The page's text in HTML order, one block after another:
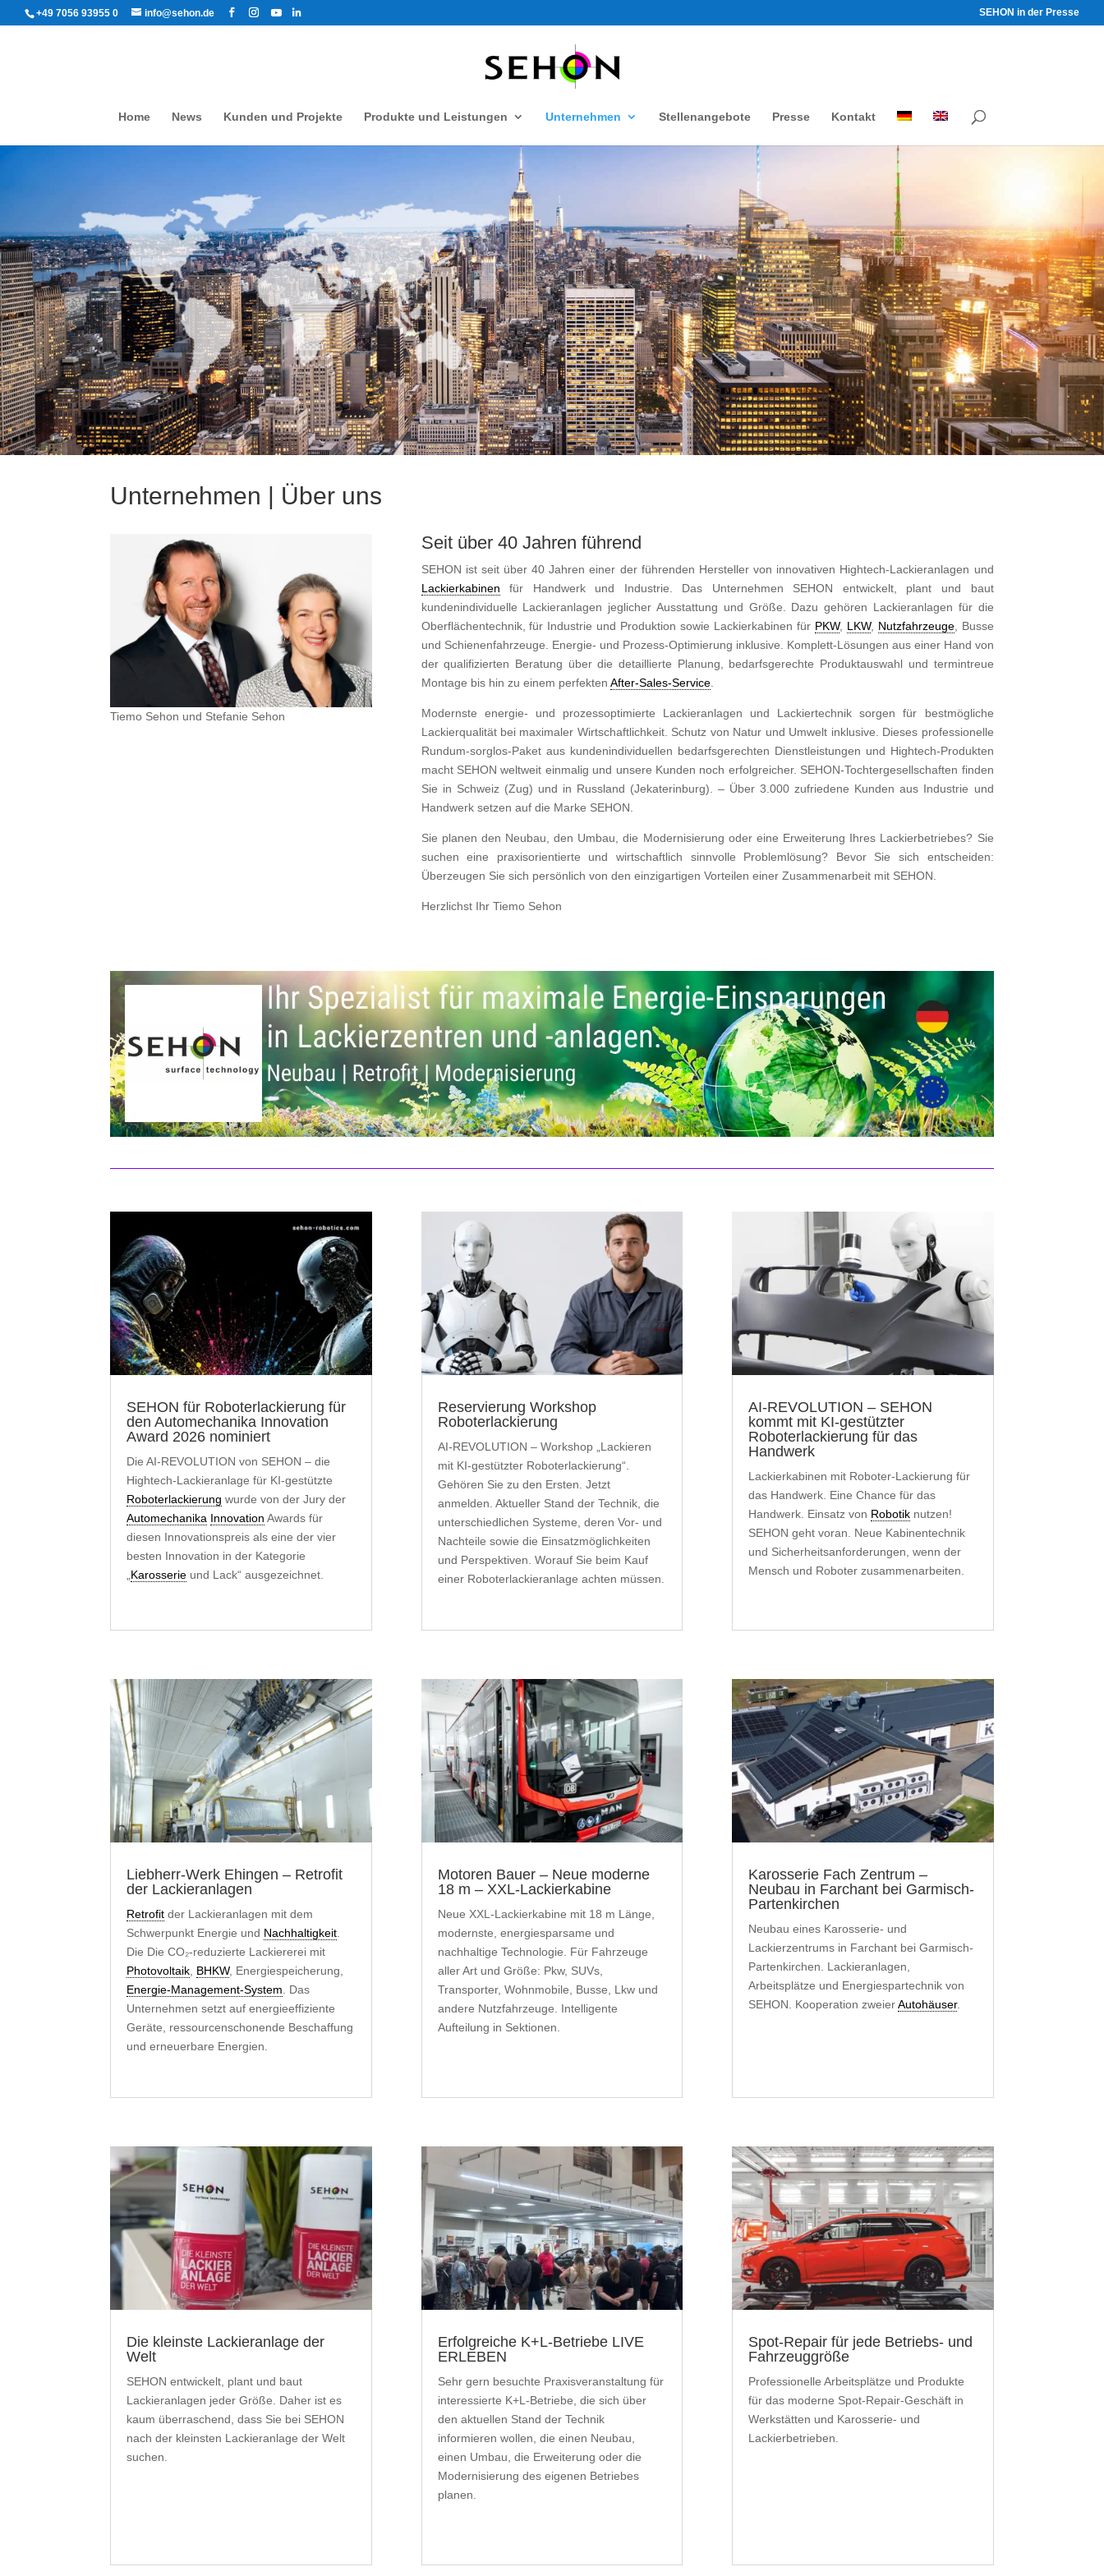
+49 7056 93955 0 info@sehon.de SEHON in der Presse
Home News Kunden und Projekte Produkte und Leistungen Unternehmen Stellenangebote Presse Kontakt
Unternehmen | Über uns
Tiemo Sehon und Stefanie Sehon
Seit über 40 Jahren führend
SEHON ist seit über 40 Jahren einer der führenden Hersteller von innovativen Hightech-Lackieranlagen und
Lackierkabinen für Handwerk und Industrie. Das Unternehmen SEHON entwickelt, plant und baut
kundenindividuelle Lackieranlagen jeglicher Ausstattung und Größe. Dazu gehören Lackieranlagen für die
Oberflächentechnik, für Industrie und Produktion sowie Lackierkabinen für PKW, LKW, Nutzfahrzeuge, Busse
und Schienenfahrzeuge. Energie- und Prozess-Optimierung inklusive. Komplett-Lösungen aus einer Hand von
der qualifizierten Beratung über die detaillierte Planung, bedarfsgerechte Produktauswahl und termintreue
Montage bis hin zu einem perfekten After-Sales-Service.
Modernste energie- und prozessoptimierte Lackieranlagen und Lackiertechnik sorgen für bestmögliche
Lackierqualität bei maximaler Wirtschaftlichkeit. Schutz von Natur und Umwelt inklusive. Dieses professionelle
Rundum-sorglos-Paket aus kundenindividuellen bedarfsgerechten Dienstleistungen und Hightech-Produkten
macht SEHON weltweit einmalig und unsere Kunden noch erfolgreicher. SEHON-Tochtergesellschaften finden
Sie in Schweiz (Zug) und in Russland (Jekaterinburg). – Über 3.000 zufriedene Kunden aus Industrie und
Handwerk setzen auf die Marke SEHON.
Sie planen den Neubau, den Umbau, die Modernisierung oder eine Erweiterung Ihres Lackierbetriebes? Sie
suchen eine praxisorientierte und wirtschaftlich sinnvolle Problemlösung? Bevor Sie sich entscheiden:
Überzeugen Sie sich persönlich von den einzigartigen Vorteilen einer Zusammenarbeit mit SEHON.
Herzlichst Ihr Tiemo Sehon
SEHON für Roboterlackierung für
den Automechanika Innovation
Award 2026 nominiert
Die AI-REVOLUTION von SEHON – die
Hightech-Lackieranlage für KI-gestützte
Roboterlackierung wurde von der Jury der
Automechanika Innovation Awards für
diesen Innovationspreis als eine der vier
besten Innovation in der Kategorie
Karosserie und Lack“ ausgezeichnet.
Liebherr-Werk Ehingen – Retrofit
der Lackieranlagen
Retrofit der Lackieranlagen mit dem
Schwerpunkt Energie und Nachhaltigkeit
Die Die CO₂-reduzierte Lackiererei mit
Photovoltaik BHKW, Energiespeicherung,
Energie-Management-System . Das
Unternehmen setzt auf energieeffiziente
Geräte, ressourcenschonende Beschaffung
und erneuerbare Energien.
Die kleinste Lackieranlage der
Welt
SEHON entwickelt, plant und baut
Lackieranlagen jeder Größe. Daher ist es
kaum überraschend, dass Sie bei SEHON
nach der kleinsten Lackieranlage der Welt
suchen.
Reservierung Workshop
Roboterlackierung
AI-REVOLUTION – Workshop „Lackieren
mit KI-gestützter Roboterlackierung“.
Gehören Sie zu den Ersten. Jetzt
anmelden. Aktueller Stand der Technik, die
unterschiedlichen Systeme, deren Vor- und
Nachteile sowie die Einsatzmöglichkeiten
und Perspektiven. Worauf Sie beim Kauf
einer Roboterlackieranlage achten müssen.
Motoren Bauer – Neue moderne
18 m – XXL-Lackierkabine
Neue XXL-Lackierkabine mit 18 m Länge,
modernste, energiesparsame und
nachhaltige Technologie. Für Fahrzeuge
aller Art und Größe: Pkw, SUVs,
Transporter, Wohnmobile, Busse, Lkw und
andere Nutzfahrzeuge. Intelligente
Aufteilung in Sektionen.
Erfolgreiche K+L-Betriebe LIVE
ERLEBEN
Sehr gern besuchte Praxisveranstaltung für
interessierte K+L-Betriebe, die sich über
den aktuellen Stand der Technik
informieren wollen, die einen Neubau,
einen Umbau, die Erweiterung oder die
Modernisierung des eigenen Betriebes
planen.
AI-REVOLUTION – SEHON
kommt mit KI-gestützter
Roboterlackierung für das
Handwerk
Lackierkabinen mit Roboter-Lackierung für
das Handwerk. Eine Chance für das
Handwerk. Einsatz von Robotiknutzen!
SEHON geht voran. Neue Kabinentechnik
und Sicherheitsanforderungen, wenn der
Mensch und Roboter zusammenarbeiten.
Karosserie Fach Zentrum –
Neubau in Farchant bei Garmisch-
Partenkirchen
Neubau eines Karosserie- und
Lackierzentrums in Farchant bei Garmisch-
Partenkirchen. Lackieranlagen,
Arbeitsplätze und Energiespartechnik von
SEHON. Kooperation zweierAutohäuser.
Spot-Repair für jede Betriebs- und
Fahrzeuggröße
Professionelle Arbeitsplätze und Produkte
für das moderne Spot-Repair-Geschäft in
Werkstätten und Karosserie- und
Lackierbetrieben.